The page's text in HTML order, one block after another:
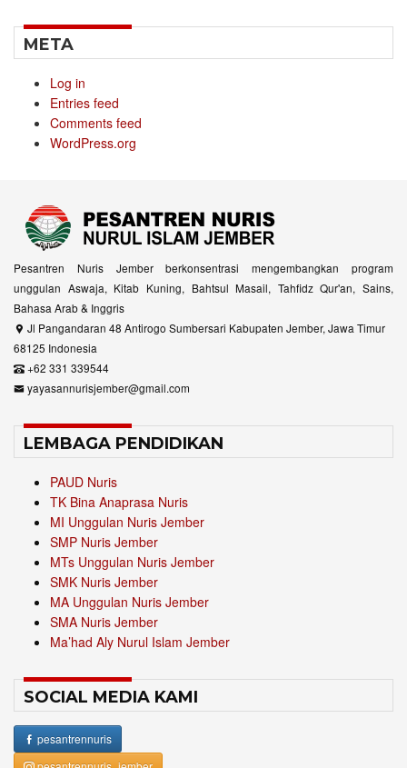
META
Log in
Entries feed
Comments feed
WordPress.org
Pesantren Nuris Jember berkonsentrasi mengembangkan program
unggulan Aswaja, Kitab Kuning, Bahtsul Masail, Tahfidz Qur'an, Sains,
Bahasa Arab & Inggris
Jl Pangandaran 48 Antirogo Sumbersari Kabupaten Jember, Jawa Timur
68125 Indonesia
+62 331 339544
yayasannurisjember@gmail.com
LEMBAGA PENDIDIKAN
PAUD Nuris
TK Bina Anaprasa Nuris
MI Unggulan Nuris Jember
SMP Nuris Jember
MTs Unggulan Nuris Jember
SMK Nuris Jember
MA Unggulan Nuris Jember
SMA Nuris Jember
Ma’had Aly Nurul Islam Jember
SOCIAL MEDIA KAMI
pesantrennuris